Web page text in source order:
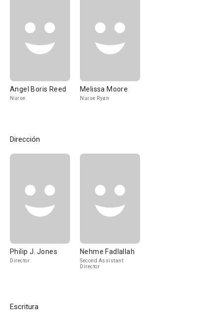
Angel Boris Reed
Nurse
Melissa Moore
Nurse Ryan
Dirección
Philip J. Jones
Director
Nehme Fadlallah
Second Assistant
Director
Escritura